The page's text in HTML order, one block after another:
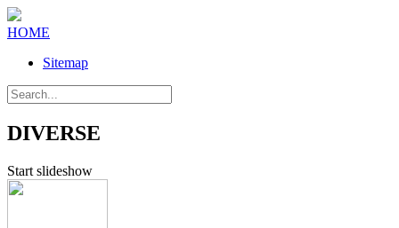
HOME
Sitemap
DIVERSE
Start slideshow